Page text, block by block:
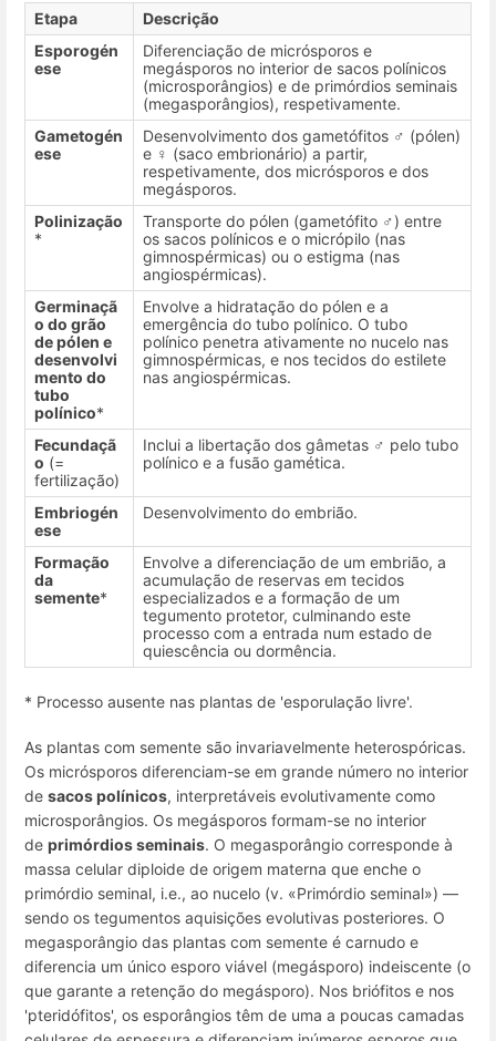
Etapa
Descrição
Esporogén
ese
Diferenciação de micrósporos e
megásporos no interior de sacos polínicos
(microsporângios) e de primórdios seminais
(megasporângios), respetivamente.
Gametogén
ese
Desenvolvimento dos gametófitos ♂ (pólen)
e ♀ (saco embrionário) a partir,
respetivamente, dos micrósporos e dos
megásporos.
Polinização
*
Transporte do pólen (gametófito ♂) entre
os sacos polínicos e o micrópilo (nas
gimnospérmicas) ou o estigma (nas
angiospérmicas).
Germinaçã
o do grão
de pólen e
desenvolvi
mento do
tubo
polínico*
Envolve a hidratação do pólen e a
emergência do tubo polínico. O tubo
polínico penetra ativamente no nucelo nas
gimnospérmicas, e nos tecidos do estilete
nas angiospérmicas.
Fecundaçã
o (=
fertilização)
Inclui a libertação dos gâmetas ♂ pelo tubo
polínico e a fusão gamética.
Embriogén
ese
Desenvolvimento do embrião.
Formação
da
semente*
Envolve a diferenciação de um embrião, a
acumulação de reservas em tecidos
especializados e a formação de um
tegumento protetor, culminando este
processo com a entrada num estado de
quiescência ou dormência.
* Processo ausente nas plantas de 'esporulação livre'.
As plantas com semente são invariavelmente heterospóricas.
Os micrósporos diferenciam-se em grande número no interior
de sacos polínicos, interpretáveis evolutivamente como
microsporângios. Os megásporos formam-se no interior
de primórdios seminais. O megasporângio corresponde à
massa celular diploide de origem materna que enche o
primórdio seminal, i.e., ao nucelo (v. «Primórdio seminal») —
sendo os tegumentos aquisições evolutivas posteriores. O
megasporângio das plantas com semente é carnudo e
diferencia um único esporo viável (megásporo) indeiscente (o
que garante a retenção do megásporo). Nos briófitos e nos
'pteridófitos', os esporângios têm de uma a poucas camadas